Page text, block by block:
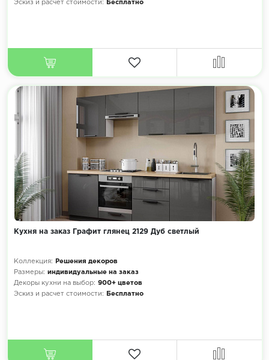
Эскиз и расчет стоимости:
Бесплатно
Кухня на заказ Графит глянец 2129 Дуб светлый
Коллекция:
Решения декоров
Размеры: индивидуальные на заказ
Декоры кухни на выбор: 900+ цветов
Эскиз и расчет стоимости:
Бесплатно